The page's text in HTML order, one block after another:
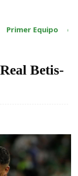
Primer Equipo
Betis-